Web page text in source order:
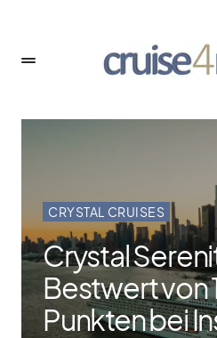
CRYSTAL CRUISES
Crystal
Bestwert von
Punkten bei